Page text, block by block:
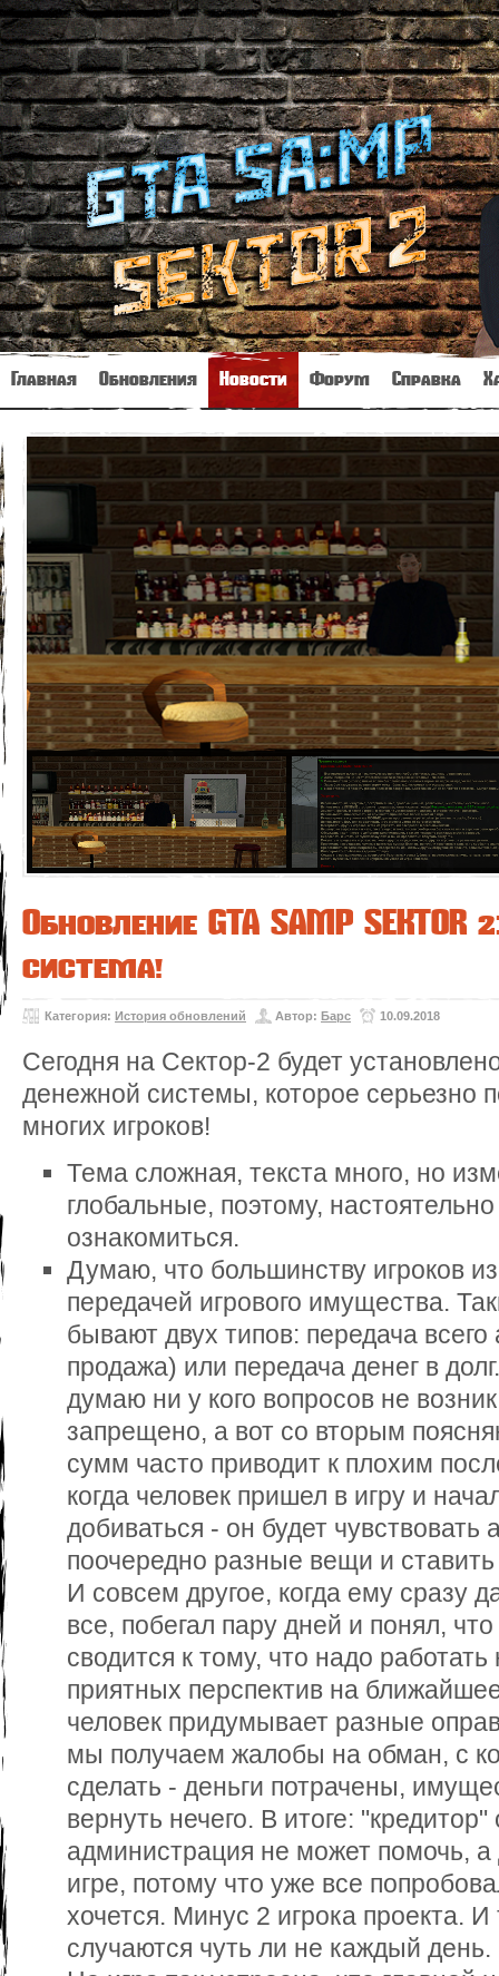
Главная Обновления Новости Форум Справка
Обновление GTA SAMP
система!
Категория: История обновлений Автор: Барс 10.09.2018
Сегодня на Сектор-2 будет
денежной системы, которое серьезно
многих игроков!
Тема сложная, текста много, но
глобальные, поэтому,
ознакомиться.
Думаю, что большинству игроков
передачей игрового имущества.
бывают двух типов: передача
продажа) или передача денег в
думаю ни у кого вопросов не
запрещено, а вот со вторым
сумм часто приводит к плохим
когда человек пришел в игру и
добиваться - он будет чувствовать
поочередно разные вещи и
И совсем другое, когда ему сразу
все, побегал пару дней и понял, что
сводится к тому, что надо работать
приятных перспектив на
человек придумывает разные
мы получаем жалобы на обман, с
сделать - деньги потрачены,
вернуть нечего. В итоге:
администрация не может помочь, а
игре, потому что уже все
хочется. Минус 2 игрока проекта. И
случаются чуть ли не каждый день.